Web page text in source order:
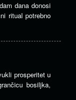
dana donosi
ritual potrebno
prosperitet u
bosiljka,